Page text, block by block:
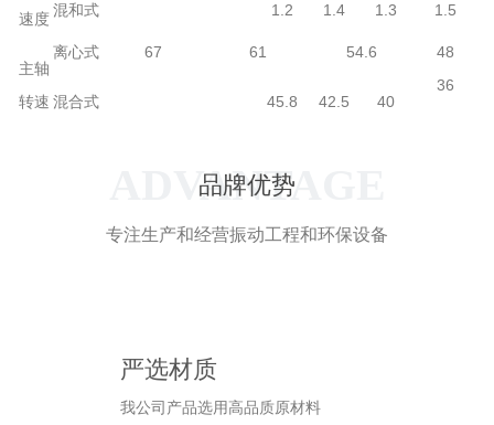
速度 混和式 1.2 1.4 1.3 1.5
主轴
转速
离心式 67 61 54.6 48
混合式 45.8 42.5 40
36
ADVANTAGE
品牌优势
专注生产和经营振动工程和环保设备
严选材质
我公司产品选用高品质原材料